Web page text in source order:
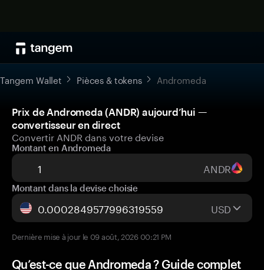
Tangem Wallet Pièces & tokens Andromeda
Prix de Andromeda (ANDR) aujourd’hui —
convertisseur en direct
Convertir ANDR dans votre devise
Montant en Andromeda
ANDR
Montant dans la devise choisie
USD
Dernière mise à jour le 09 août, 2026 00:21 PM
Qu’est-ce que Andromeda ? Guide complet